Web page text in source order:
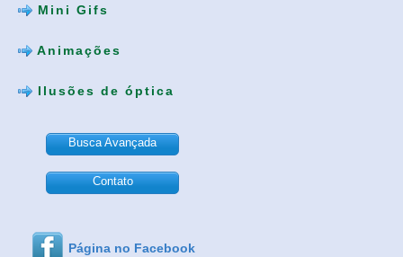
Mini Gifs
Animações
Ilusões de óptica
Busca Avançada
Contato
Página no Facebook